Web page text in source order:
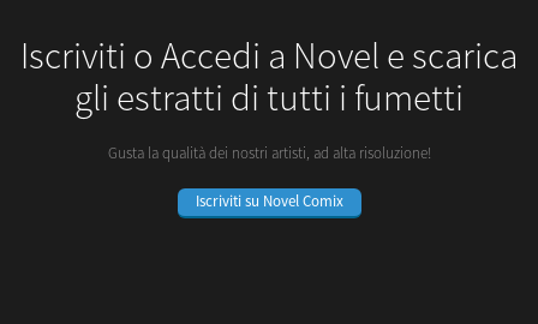
Iscriviti o Accedi a Novel e scarica
gli estratti di tutti i fumetti
Gusta la qualità dei nostri artisti, ad alta risoluzione!
Iscriviti su Novel Comix